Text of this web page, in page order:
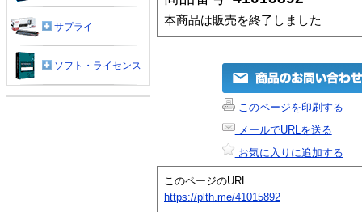
本商品は販売を終了しました
このページを印刷する
メールでURLを送る
お気に入りに追加する
このページのURL
https://plth.me/41015892
サプライ
ソフト・ライセンス